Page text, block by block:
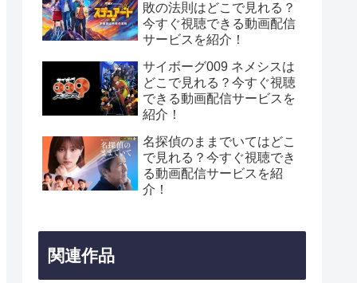
敗の法則はどこで見れる？
今すぐ視聴できる動画配信
サービスを紹介！
サイボーグ009 ネメシスは
どこで見れる？今すぐ視聴
できる動画配信サービスを
紹介！
名探偵のままでいてはどこ
で見れる？今すぐ視聴でき
る動画配信サービスを紹
介！
関連作品